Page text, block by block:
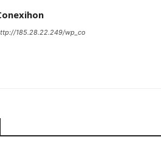
185.28.22.249/wp_co